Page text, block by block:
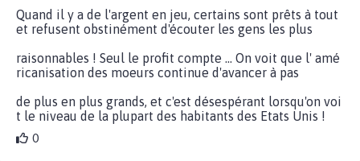
Quand il y a de l'argent en jeu, certains sont prêts à tout
et refusent obstinément d'écouter les gens les plus
raisonnables ! Seul le profit compte ... On voit que l' amé
ricanisation des moeurs continue d'avancer à pas
de plus en plus grands, et c'est désespérant lorsqu'on voi
t le niveau de la plupart des habitants des Etats Unis !
0